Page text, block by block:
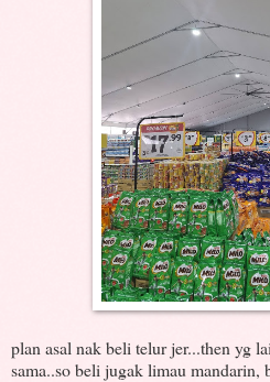
plan asal nak beli telur jer...then yg
sama..so beli jugak limau mandarin,